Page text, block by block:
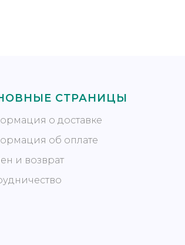
СТРАНИЦЫ
о доставке
об оплате
и возврат